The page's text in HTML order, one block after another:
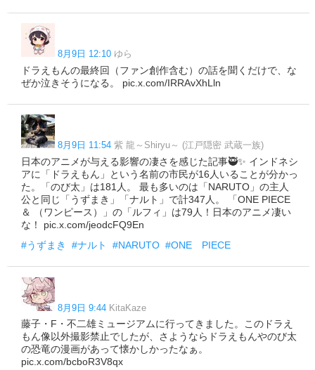
8月9日 12:10 ゆら
ドラえもんの最終回（ファン創作含む）の話を聞くだけで、な
ぜか泣きそうになる。 pic.x.com/IRRAvXhLln
8月9日 11:54 紫 龍～Shiryu～ (江戸隠密 武蔵一族)
日本のアニメが与える影響の凄さを感じた記事🥷✨ インドネシ
アに「ドラえもん」という名前の市民が16人いることが分かっ
た。「のび太」は181人。 最も多いのは「NARUTO」の主人
公と同じ「うずまき」「ナルト」で計347人。 「ONE PIECE
＆ （ワンピース）」の「ルフィ」は79人！日本のアニメ凄い
な！ pic.x.com/jeodcFQ9En
#うずまき
#ナルト #NARUTO #ONE PIECE
8月9日 9:44 KitaKaze
藤子・F・不二雄ミュージアムに行ってきました。このドラえ
もん像以外撮影禁止でしたが、さようならドラえもんやのび太
の恐竜の漫画があって懐かしかったなぁ。
pic.x.com/bcboR3V8qx